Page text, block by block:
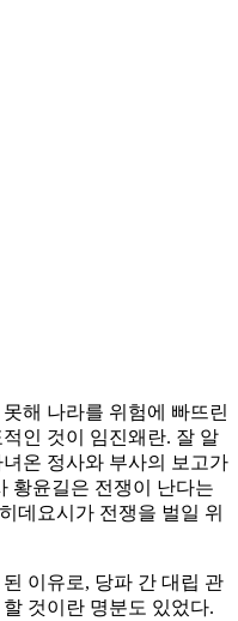
해 나라를 위험에 빠뜨린
인 것이 임진왜란. 잘 알
온 정사와 부사의 보고가
황윤길은 전쟁이 난다는
데요시가 전쟁을 벌일 위
이유로, 당파 간 대립 관
것이란 명분도 있었다.